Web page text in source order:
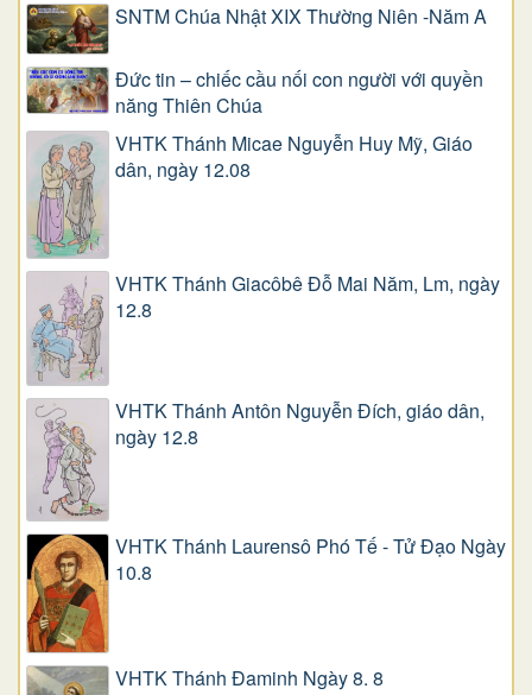
SNTM Chúa Nhật XIX Thường Niên -Năm A
Đức tin – chiếc cầu nối con người với quyền
năng Thiên Chúa
VHTK Thánh Micae Nguyễn Huy Mỹ, Giáo
dân, ngày 12.08
VHTK Thánh Giacôbê Ðỗ Mai Năm, Lm, ngày
12.8
VHTK Thánh Antôn Nguyễn Ðích, giáo dân,
ngày 12.8
VHTK Thánh Laurensô Phó Tế - Tử Đạo Ngày
10.8
VHTK Thánh Đaminh Ngày 8. 8